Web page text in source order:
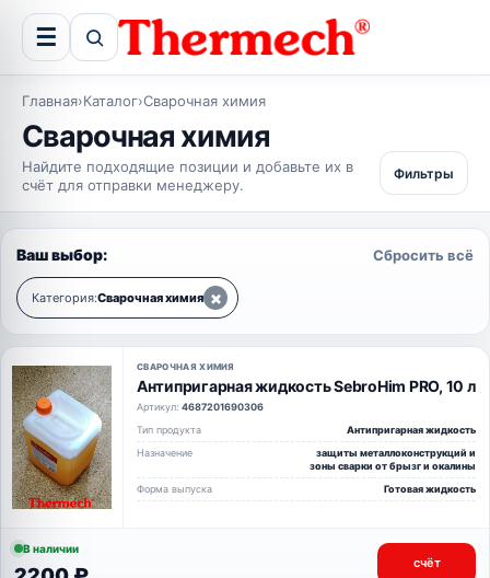
☰
Главная›Каталог›Сварочная химия
Сварочная химия
Найдите подходящие позиции и добавьте их в
счёт для отправки менеджеру.
Фильтры
Ваш выбор: Сбросить всё
Категория:Сварочная химия ×
СВАРОЧНАЯ ХИМИЯ
Антипригарная жидкость SebroHim PRO, 10 л
Артикул: 4687201690306
Тип продукта
Антипригарная жидкость
Назначение
защиты металлоконструкций и
зоны сварки от брызг и окалины
Форма выпуска
Готовая жидкость
В наличии
счёт